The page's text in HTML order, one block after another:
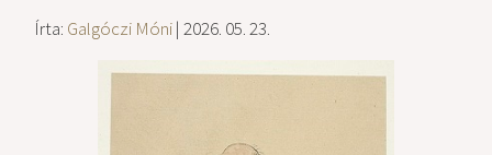
Írta: Galgóczi Móni| 2026. 05. 23.